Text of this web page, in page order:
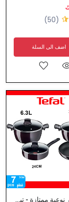
(50)
اضف الى السلة
طقم جدور نوعية ممتازة - تيفال